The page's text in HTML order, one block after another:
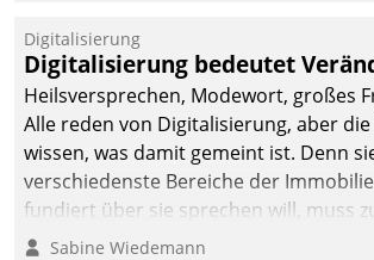
Digitalisierung
Digitalisierung bedeutet
Heilsversprechen, Modewort, großes
Alle reden von Digitalisierung, aber
wissen, was damit gemeint ist. Denn
verschiedenste Bereiche der
fundiert über sie sprechen will, muss
klären. Ein Aspekt ist die betriebliche
Sabine Wiedemann